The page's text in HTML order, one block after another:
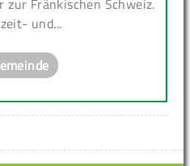
zur Fränkischen Schweiz.
und...